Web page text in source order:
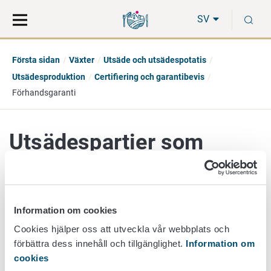
Information om cookies
Cookies hjälper oss att utveckla vår webbplats och
förbättra dess innehåll och tillgänglighet. Information om
cookies
direkt
till
på
hela
SV
Första sidan Växter
Utsäde och utsädespotatis
Utsädesproduktion
Certifiering och garantibevis
Förhandsgaranti
Utsädespartier som
förhandsgaranti
Ett utsädespackeri har rätt att marknadsföra utsäde med